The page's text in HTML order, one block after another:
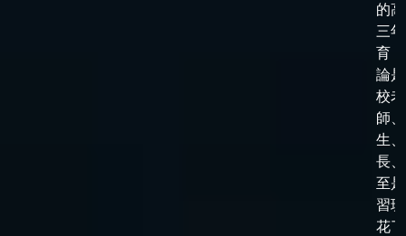
的
三
育
論
校老
師
生
長
至
習
花